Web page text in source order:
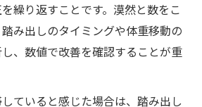
繰り返すことです。漠然と数をこ
み出しのタイミングや体重移動の
、数値で改善を確認することが重
ていると感じた場合は、踏み出し